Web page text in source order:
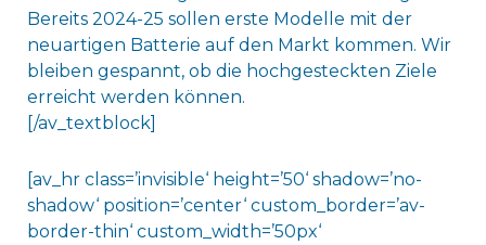
Bereits 2024-25 sollen erste Modelle mit der
neuartigen Batterie auf den Markt kommen. Wir
bleiben gespannt, ob die hochgesteckten Ziele
erreicht werden können.
[/av_textblock]
[av_hr class=’invisible‘ height=’50‘ shadow=’no-
shadow‘ position=’center‘ custom_border=’av-
border-thin‘ custom_width=’50px‘